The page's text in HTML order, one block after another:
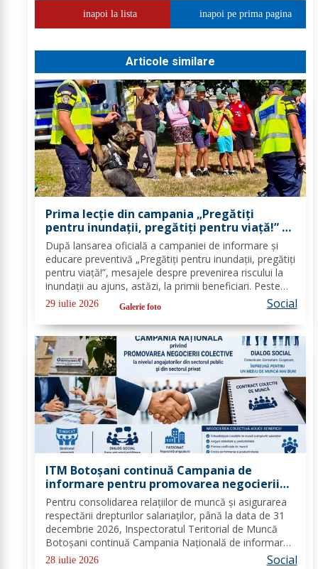
inapoi la lista inapoi pe prima pagina
Articole similare
Prima lecție din campania „Pregătiți
pentru inundații, pregătiți pentru viață!” –
peste 100 de copii au învățat cum să se
protejeze în cazul inundațiilor
După lansarea oficială a campaniei de informare și
educare preventivă „Pregătiți pentru inundații, pregătiți
pentru viață!”, mesajele despre prevenirea riscului la
inundații au ajuns, astăzi, la primii beneficiari. Peste
100 de copii, participanți la tabăra de vară organizată
la Biserica „Sfântul...
29 iulie 2026 Galerie foto Social
ITM Botoșani continuă Campania de
informare pentru promovarea negocierii
colective la nivelul angajatorilor din
sectorul public și privat
Pentru consolidarea relațiilor de muncă și asigurarea
respectării drepturilor salariaților, până la data de 31
decembrie 2026, Inspectoratul Teritorial de Muncă
Botoșani continuă Campania Națională de informare
pentru promovarea negocierilor colective la nivelul
28 iulie 2026 Social